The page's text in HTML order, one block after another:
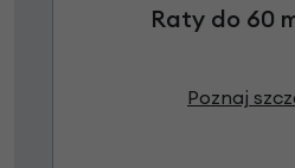
Raty do 60
Poznaj